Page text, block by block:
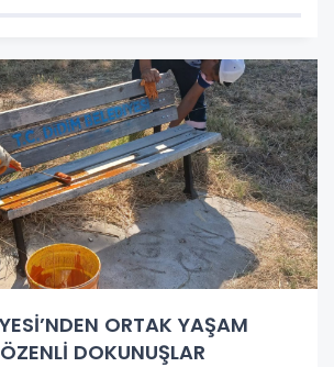
ORTAK YAŞAM
DOKUNUŞLAR